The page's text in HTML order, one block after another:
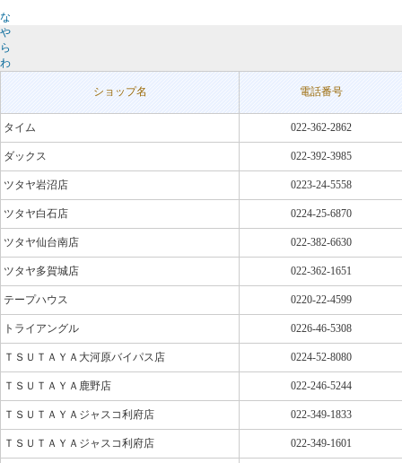
な
や
ら
わ
ショップ名 電話番号
タイム 022-362-2862
ダックス 022-392-3985
ツタヤ岩沼店 0223-24-5558
ツタヤ白石店 0224-25-6870
ツタヤ仙台南店 022-382-6630
ツタヤ多賀城店 022-362-1651
テープハウス 0220-22-4599
トライアングル 0226-46-5308
ＴＳＵＴＡＹＡ大河原バイパス店 0224-52-8080
ＴＳＵＴＡＹＡ鹿野店 022-246-5244
ＴＳＵＴＡＹＡジャスコ利府店 022-349-1833
ＴＳＵＴＡＹＡジャスコ利府店 022-349-1601